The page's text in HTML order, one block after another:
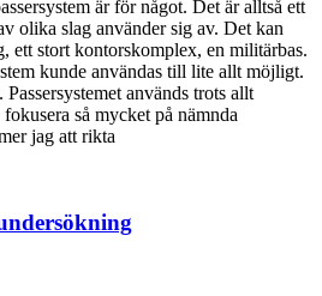
är för något. Det är alltså ett
olika slag använder sig av. Det kan
ett stort kontorskomplex, en militärbas.
kunde användas till lite allt möjligt.
används trots allt
så mycket på nämnda
jag att rikta